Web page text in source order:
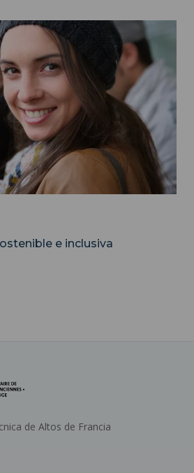
e inclusiva ">
e inclusiva
de Altos de Francia